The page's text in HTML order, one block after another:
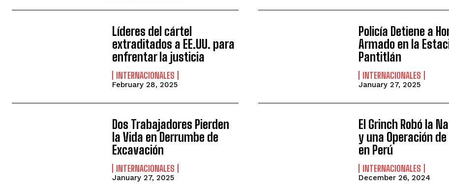
Líderes del cártel
extraditados a EE.UU. para
enfrentar la justicia
INTERNACIONALES
February 28, 2025
Policía Detiene a
Armado en la
Pantitlán
INTERNACIONALES
January 27, 2025
Dos Trabajadores Pierden
la Vida en Derrumbe de
Excavación
INTERNACIONALES
January 27, 2025
El Grinch Robó la
y una Operación
en Perú
INTERNACIONALES
December 26, 2024